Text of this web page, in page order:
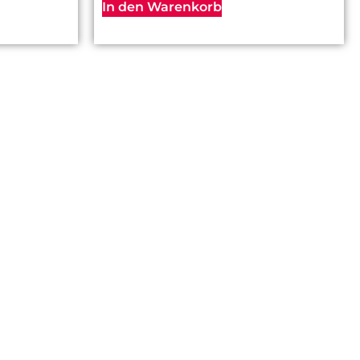
In den Warenkorb